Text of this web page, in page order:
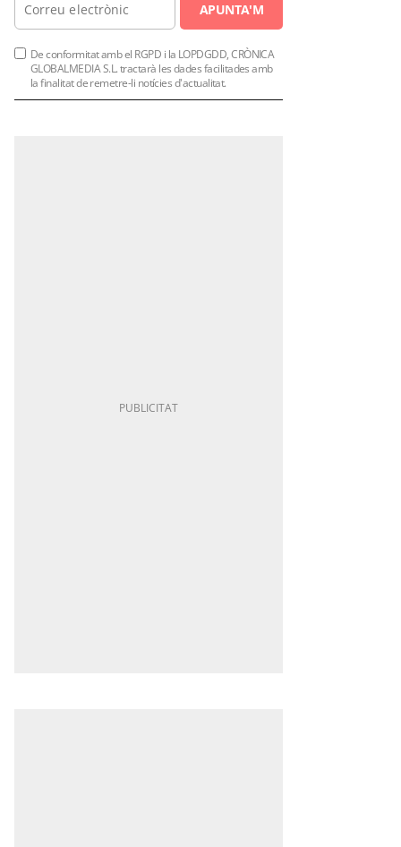
APUNTA'M
De conformitat amb el RGPD i la LOPDGDD, CRÒNICA
GLOBALMEDIA S.L. tractarà les dades facilitades amb
la finalitat de remetre-li notícies d'actualitat.